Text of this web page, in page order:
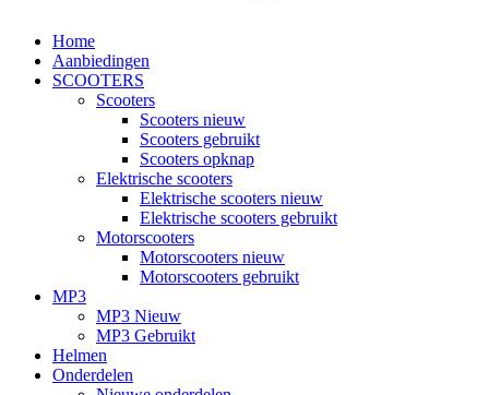
Home
Aanbiedingen
SCOOTERS
Scooters
Scooters nieuw
Scooters gebruikt
Scooters opknap
Elektrische scooters
Elektrische scooters nieuw
Elektrische scooters gebruikt
Motorscooters
Motorscooters nieuw
Motorscooters gebruikt
MP3
MP3 Nieuw
MP3 Gebruikt
Helmen
Onderdelen